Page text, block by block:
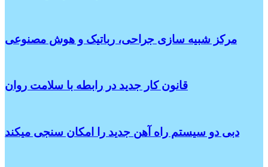
مرکز شبیه سازی جراحی، رباتیک و هوش مصنوعی
قانون کار جدید در رابطه با سلامت روان
دبی دو سیستم راه آهن جدید را امکان سنجی میکند